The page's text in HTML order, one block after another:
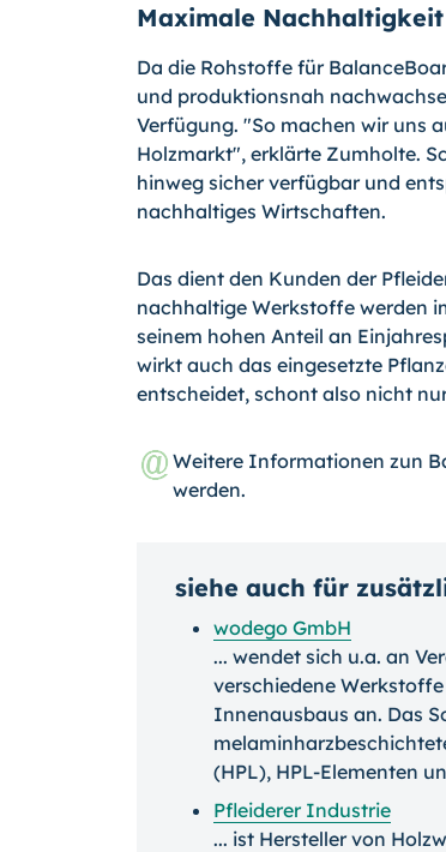
Maximale
Da die Rohstoffe für
und produktionsnah
Verfügung. "So machen wir uns
Holzmarkt", erklärte Zumholte.
hinweg sicher verfügbar und
nachhaltiges Wirtschaften.
Das dient den Kunden der
nachhaltige Werkstoffe werden
seinem hohen Anteil an
wirkt auch das eingesetzte
entscheidet, schont also nicht
Weitere Informationen zun
werden.
siehe auch für
wodego GmbH
... wendet sich u.a. an
verschiedene
Innenausbaus an. Das
(HPL), HPL-Elementen
Pfleiderer Industrie
... ist Hersteller von